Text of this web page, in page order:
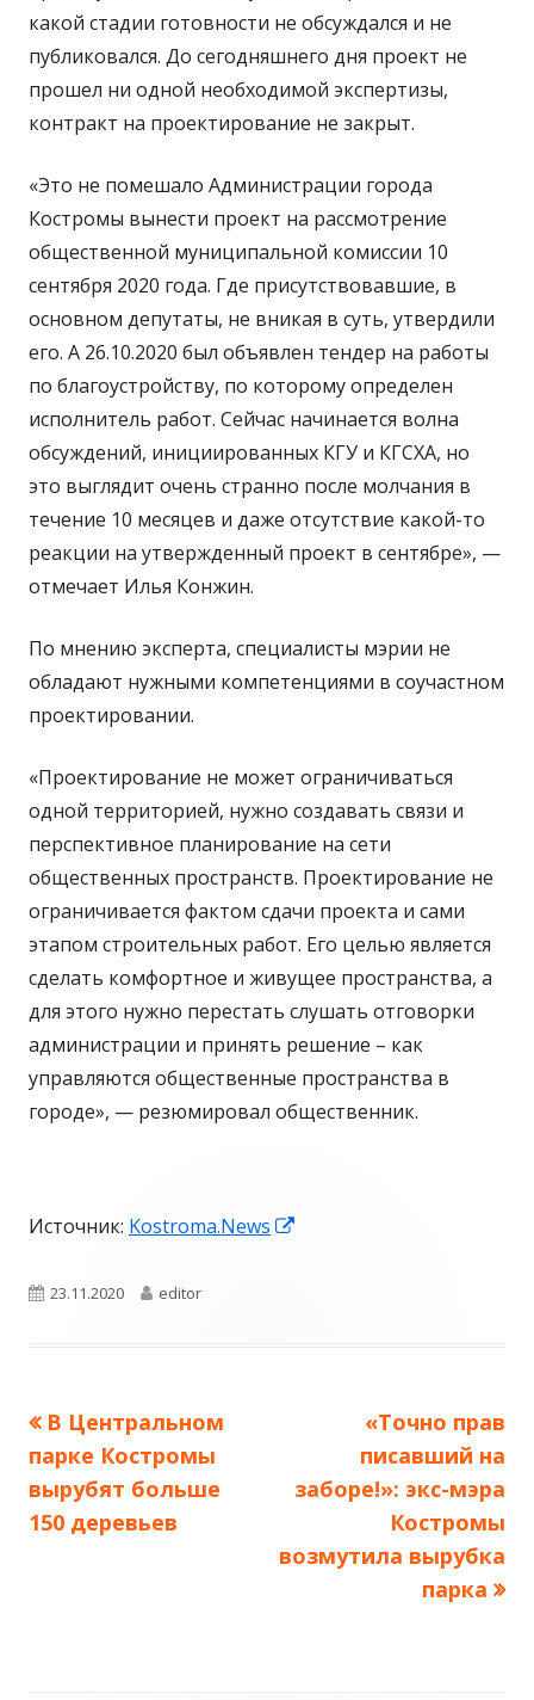
какой стадии готовности не обсуждался и не
публиковался. До сегодняшнего дня проект не
прошел ни одной необходимой экспертизы,
контракт на проектирование не закрыт.
«Это не помешало Администрации города
Костромы вынести проект на рассмотрение
общественной муниципальной комиссии 10
сентября 2020 года. Где присутствовавшие, в
основном депутаты, не вникая в суть, утвердили
его. А 26.10.2020 был объявлен тендер на работы
по благоустройству, по которому определен
исполнитель работ. Сейчас начинается волна
обсуждений, инициированных КГУ и КГСХА, но
это выглядит очень странно после молчания в
течение 10 месяцев и даже отсутствие какой-то
реакции на утвержденный проект в сентябре», —
отмечает Илья Конжин.
По мнению эксперта, специалисты мэрии не
обладают нужными компетенциями в соучастном
проектировании.
«Проектирование не может ограничиваться
одной территорией, нужно создавать связи и
перспективное планирование на сети
общественных пространств. Проектирование не
ограничивается фактом сдачи проекта и сами
этапом строительных работ. Его целью является
сделать комфортное и живущее пространства, а
для этого нужно перестать слушать отговорки
администрации и принять решение – как
управляются общественные пространства в
городе», — резюмировал общественник.
Источник: Kostroma.News
Опубликовано
23.11.2020 Автор
editor
Навигация
по
записям
Предыдущая
запись:
В Центральном
парке Костромы
вырубят больше
150 деревьев
Следующая
запись:
«Точно прав
писавший на
заборе!»: экс-мэра
Костромы
возмутила вырубка
парка